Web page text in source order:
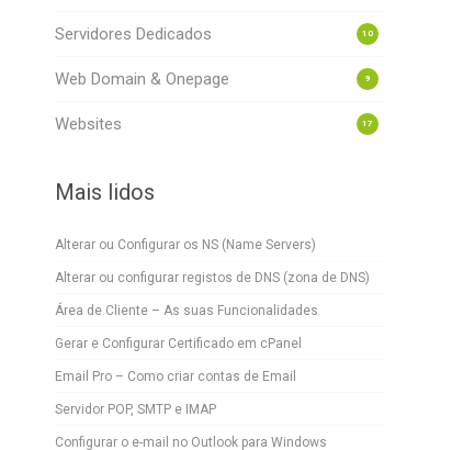
10
Servidores Dedicados
9
Web Domain & Onepage
17
Websites
Mais lidos
Alterar ou Configurar os NS (Name Servers)
Alterar ou configurar registos de DNS (zona de DNS)
Área de Cliente – As suas Funcionalidades
Gerar e Configurar Certificado em cPanel
Email Pro – Como criar contas de Email
Servidor POP, SMTP e IMAP
Configurar o e-mail no Outlook para Windows